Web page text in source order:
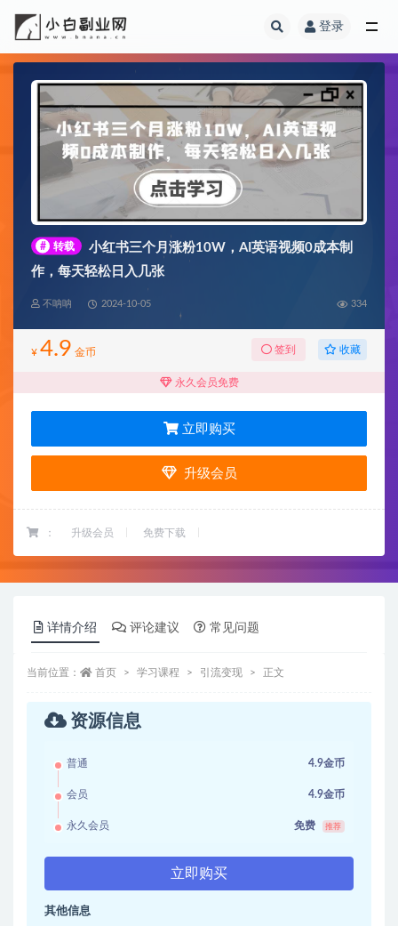
登录
# 转载
小红书三个月涨粉10W，AI英语视频0成本制
作，每天轻松日入几张
不呐呐 2024-10-05 334
¥ 4.9 金币 签到 收藏
永久会员免费
立即购买
升级会员
： 升级会员 免费下载
详情介绍 评论建议 常见问题
当前位置： 首页 学习课程 引流变现 正文
资源信息
普通 4.9金币
会员 4.9金币
永久会员 免费 推荐
立即购买
其他信息